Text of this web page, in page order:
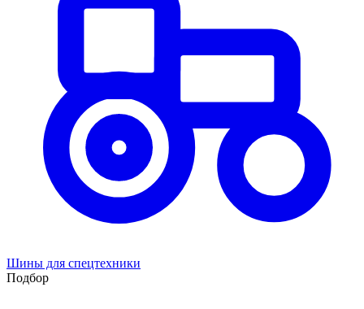
Шины для спецтехники
Подбор